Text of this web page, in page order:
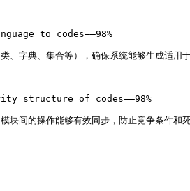
to codes——98%
、字典、集合等），确保系统能够生成适用
structure of codes——98%
块间的操作能够有效同步，防止竞争条件和